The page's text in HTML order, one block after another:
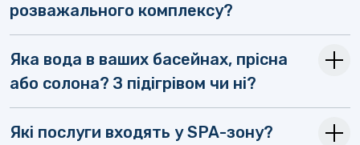
розважального комплексу?
Яка вода в ваших басейнах, прісна
або солона? З підігрівом чи ні?
Які послуги входять у SPA-зону?